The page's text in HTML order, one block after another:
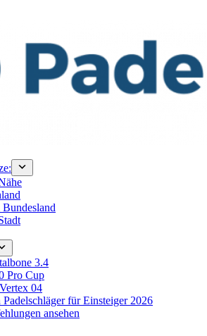
3.4
Pro Cup
04
Padelschläger für Einsteiger 2026
ansehen